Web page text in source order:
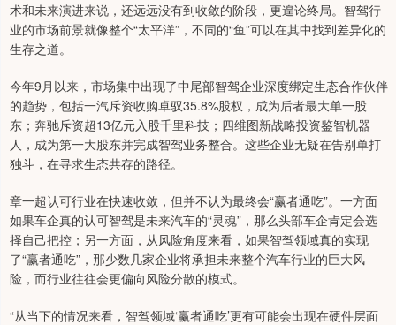
术和未来演进来说，还远远没有到收敛的阶段，更遑论终局。智驾行
业的市场前景就像整个“太平洋”，不同的“鱼”可以在其中找到差异化的
生存之道。
今年9月以来，市场集中出现了中尾部智驾企业深度绑定生态合作伙伴
的趋势，包括一汽斥资收购卓驭35.8%股权，成为后者最大单一股
东；奔驰斥资超13亿元入股千里科技；四维图新战略投资鉴智机器
人，成为第一大股东并完成智驾业务整合。这些企业无疑在告别单打
独斗，在寻求生态共存的路径。
章一超认可行业在快速收敛，但并不认为最终会“赢者通吃”。一方面
如果车企真的认可智驾是未来汽车的“灵魂”，那么头部车企肯定会选
择自己把控；另一方面，从风险角度来看，如果智驾领域真的实现
了“赢者通吃”，那少数几家企业将承担未来整个汽车行业的巨大风
险，而行业往往会更偏向风险分散的模式。
“从当下的情况来看，智驾领域‘赢者通吃’更有可能会出现在硬件层面